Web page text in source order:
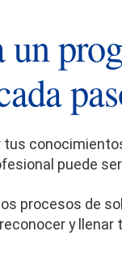
puede
procesos de
y